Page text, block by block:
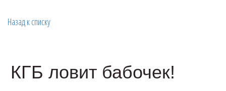
Назад к списку
КГБ ловит бабочек!